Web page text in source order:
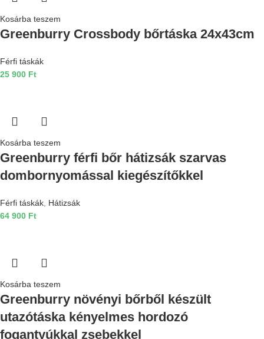
Kosárba teszem
Greenburry Crossbody bőrtáska 24x43cm
Férfi táskák
25 900 Ft
Kosárba teszem
Greenburry férfi bőr hátizsák szarvas
dombornyomással kiegészítőkkel
Férfi táskák, Hátizsák
64 900 Ft
Kosárba teszem
Greenburry növényi bőrből készült
utazótáska kényelmes hordozó
fogantyúkkal zsebekkel